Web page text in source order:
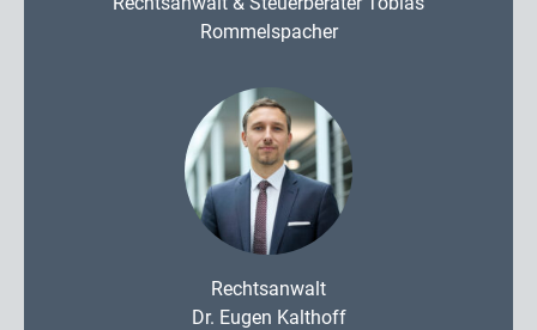
Rommelspacher
Rechtsanwalt
Dr. Eugen Kalthoff